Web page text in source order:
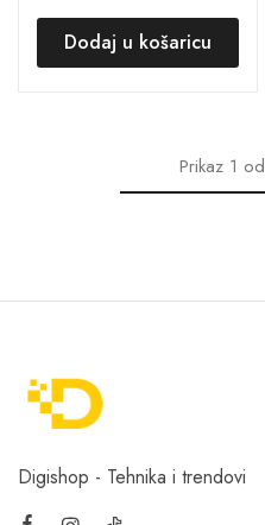
Dodaj u košaricu
Prikaz1 od
Digishop - Tehnika i trendovi